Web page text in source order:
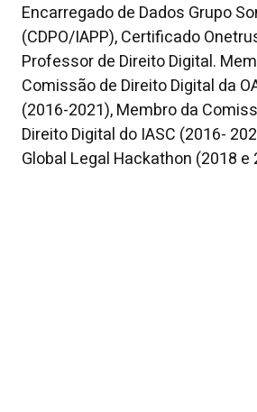
Encarregado de Dados Grupo
(CDPO/IAPP), Certificado
Professor de Direito Digital.
Comissão de Direito Digital da
(2016-2021), Membro da
Direito Digital do IASC (2016-
Global Legal Hackathon (2018 e